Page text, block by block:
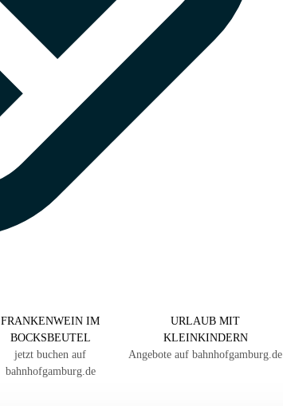
FRANKENWEIN IM
BOCKSBEUTEL
jetzt buchen auf
bahnhofgamburg.de
URLAUB MIT
KLEINKINDERN
Angebote auf bahnhofgamburg.de